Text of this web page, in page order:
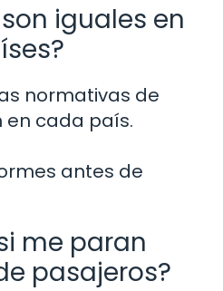
iguales en
normativas de
cada país.
antes de
me paran
pasajeros?